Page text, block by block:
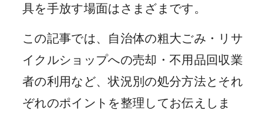
具を手放す場面はさまざまです。
この記事では、自治体の粗大ごみ・リサ
イクルショップへの売却・不用品回収業
者の利用など、状況別の処分方法とそれ
ぞれのポイントを整理してお伝えしま